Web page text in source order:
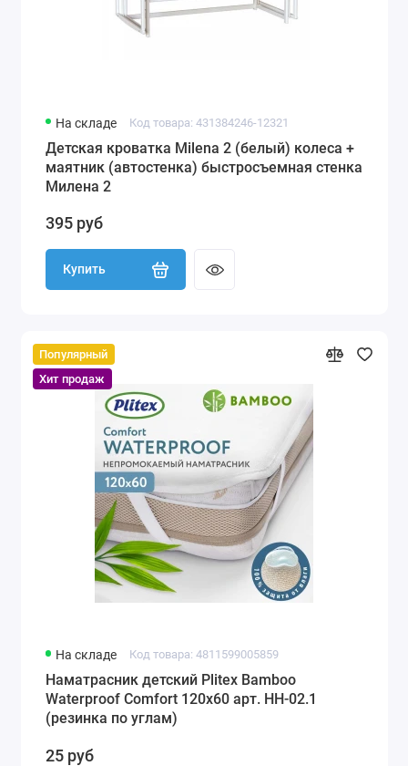
На складе Код товара: 431384246-12321
Детская кроватка Milena 2 (белый) колеса +
маятник (автостенка) быстросъемная стенка
Милена 2
395 руб
Купить
Популярный
Хит продаж
На складе Код товара: 4811599005859
Наматрасник детский Plitex Bamboo
Waterproof Comfort 120х60 арт. НН-02.1
(резинка по углам)
25 руб